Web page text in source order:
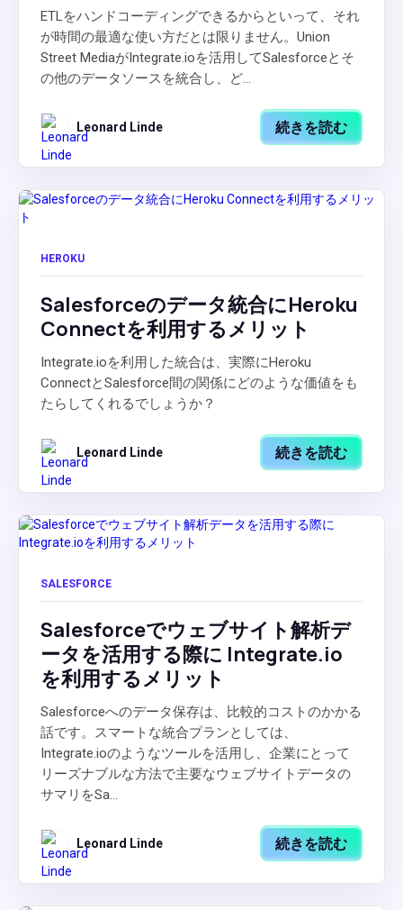
ETLをハンドコーディングできるからといって、それ
が時間の最適な使い方だとは限りません。Union
Street MediaがIntegrate.ioを活用してSalesforceとそ
の他のデータソースを統合し、ど...
Leonard Linde 続きを読む
HEROKU
Salesforceのデータ統合にHeroku
Connectを利用するメリット
Integrate.ioを利用した統合は、実際にHeroku
ConnectとSalesforce間の関係にどのような価値をも
たらしてくれるでしょうか？
Leonard Linde 続きを読む
SALESFORCE
Salesforceでウェブサイト解析デ
ータを活用する際に Integrate.io
を利用するメリット
Salesforceへのデータ保存は、比較的コストのかかる
話です。スマートな統合プランとしては、
Integrate.ioのようなツールを活用し、企業にとって
リーズナブルな方法で主要なウェブサイトデータの
サマリをSa...
Leonard Linde 続きを読む